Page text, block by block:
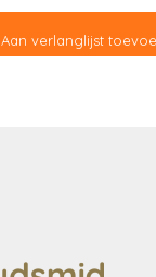
Aan verlanglijst